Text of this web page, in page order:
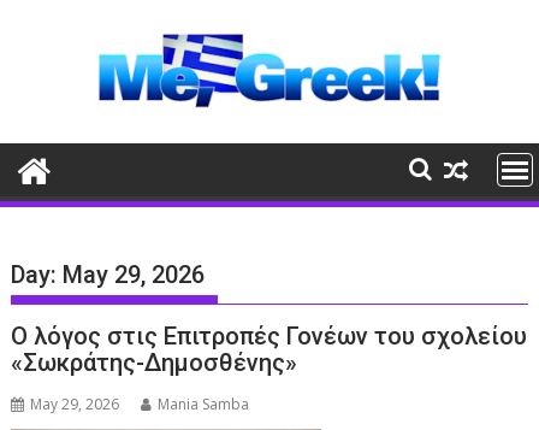
Day: May 29, 2026
Ο λόγος στις Επιτροπές Γονέων του σχολείου
«Σωκράτης-Δημοσθένης»
May 29, 2026 Mania Samba